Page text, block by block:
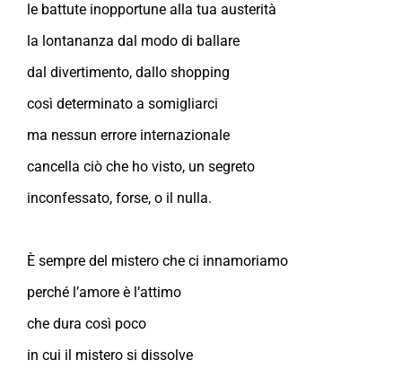
le battute inopportune alla tua austerità
la lontananza dal modo di ballare
dal divertimento, dallo shopping
così determinato a somigliarci
ma nessun errore internazionale
cancella ciò che ho visto, un segreto
inconfessato, forse, o il nulla.
È sempre del mistero che ci innamoriamo
perché l’amore è l’attimo
che dura così poco
in cui il mistero si dissolve